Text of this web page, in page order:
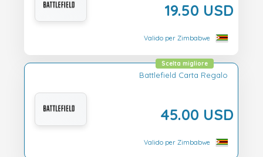
19.50 USD
Valido per Zimbabwe
Battlefield Carta Regalo
45.00 USD
Scelta migliore
Valido per Zimbabwe